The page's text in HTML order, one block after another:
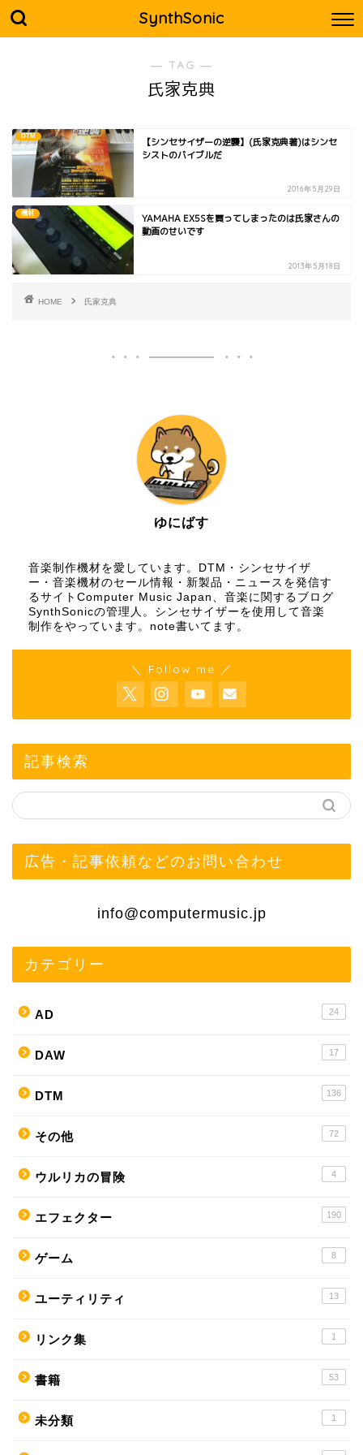
SynthSonic
― TAG ―
氏家克典
DTM
【シンセサイザーの逆襲】(氏家克典著)はシンセ
シストのバイブルだ
2016年5月29日
機材
YAMAHA EX5Sを買ってしまったのは氏家さんの
動画のせいです
2013年5月18日
HOME 氏家克典
ゆにばす
音楽制作機材を愛しています。DTM・シンセサイザ
ー・音楽機材のセール情報・新製品・ニュースを発信す
るサイトComputer Music Japan、音楽に関するブログ
SynthSonicの管理人。シンセサイザーを使用して音楽
制作をやっています。 note書いてます。
＼ Follow me ／
記事検索
広告・記事依頼などのお問い合わせ
info@computermusic.jp
カテゴリー
AD 24
DAW 17
DTM 136
その他 72
ウルリカの冒険 4
エフェクター 190
ゲーム 8
ユーティリティ 13
リンク集 1
書籍 53
未分類 1